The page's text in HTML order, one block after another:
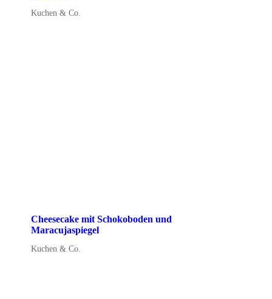
Kuchen & Co.
Cheesecake mit Schokoboden und
Maracujaspiegel
Kuchen & Co.